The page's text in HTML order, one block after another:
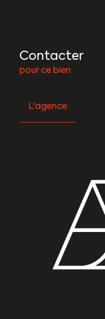
Contacter
pour ce bien
L'agence